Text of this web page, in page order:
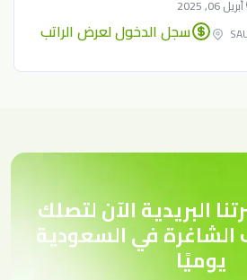
أبريل 06, 2025
سجل الدخول لعرض الراتب
البريدية الآن لتصلك
الشاغرة في السعودية
يوميًا